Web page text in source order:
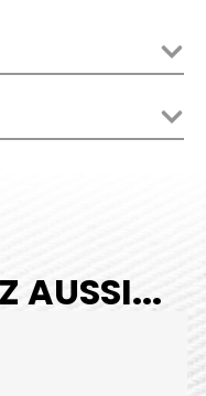
AUSSI...